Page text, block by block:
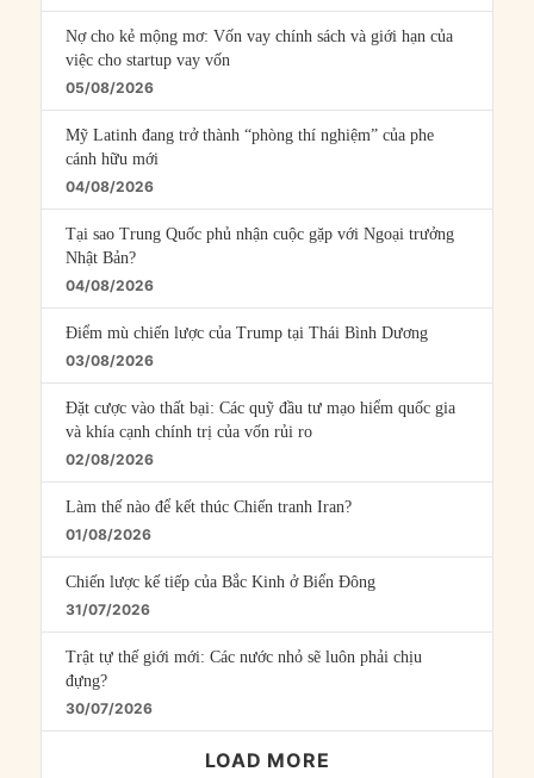
Nợ cho kẻ mộng mơ: Vốn vay chính sách và giới hạn của
việc cho startup vay vốn
05/08/2026
Mỹ Latinh đang trở thành “phòng thí nghiệm” của phe
cánh hữu mới
04/08/2026
Tại sao Trung Quốc phủ nhận cuộc gặp với Ngoại trưởng
Nhật Bản?
04/08/2026
Điểm mù chiến lược của Trump tại Thái Bình Dương
03/08/2026
Đặt cược vào thất bại: Các quỹ đầu tư mạo hiểm quốc gia
và khía cạnh chính trị của vốn rủi ro
02/08/2026
Làm thế nào để kết thúc Chiến tranh Iran?
01/08/2026
Chiến lược kế tiếp của Bắc Kinh ở Biển Đông
31/07/2026
Trật tự thế giới mới: Các nước nhỏ sẽ luôn phải chịu
đựng?
30/07/2026
LOAD MORE